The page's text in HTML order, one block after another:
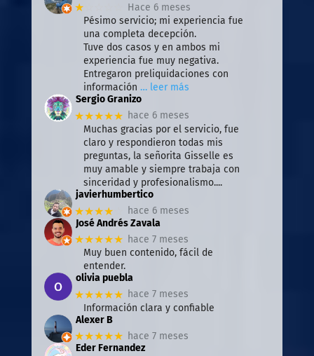
★
Hace 6 meses
Pésimo servicio; mi experiencia fue
una completa decepción.
Tuve dos casos y en ambos mi
experiencia fue muy negativa.
Entregaron preliquidaciones con
información … leer más
Sergio Granizo
★★★★★ hace 6 meses
Muchas gracias por el servicio, fue
claro y respondieron todas mis
preguntas, la señorita Gisselle es
muy amable y siempre trabaja con
sinceridad y profesionalismo....
javierhumbertico
★★★★
hace 6 meses
José Andrés Zavala
★★★★★ hace 7 meses
Muy buen contenido, fácil de
entender.
olivia puebla
★★★★★ hace 7 meses
Información clara y confiable
Alexer B
★★★★★ hace 7 meses
Eder Fernandez